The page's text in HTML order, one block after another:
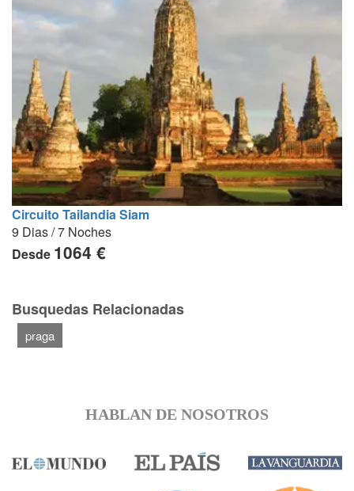
Circuito Tailandia Siam
9 Dias / 7 Noches
Desde 1064 €
Busquedas Relacionadas
praga
HABLAN DE NOSOTROS